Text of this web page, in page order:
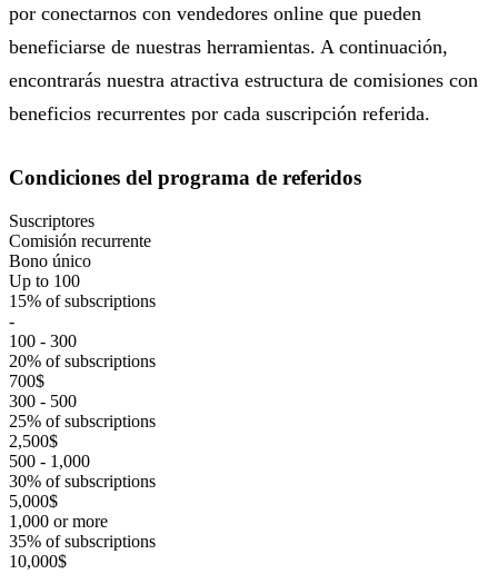
por conectarnos con vendedores online que pueden
beneficiarse de nuestras herramientas. A continuación,
encontrarás nuestra atractiva estructura de comisiones con
beneficios recurrentes por cada suscripción referida.
Condiciones del programa de referidos
Suscriptores
Comisión recurrente
Bono único
Up to 100
15% of subscriptions
-
100 - 300
20% of subscriptions
700$
300 - 500
25% of subscriptions
2,500$
500 - 1,000
30% of subscriptions
5,000$
1,000 or more
35% of subscriptions
10,000$